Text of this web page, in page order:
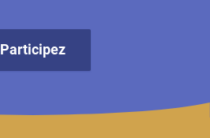
Participez